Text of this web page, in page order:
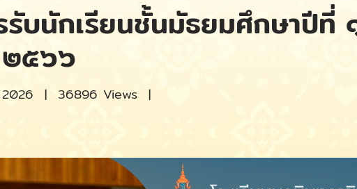
รับนักเรียนชั้นมัธยมศึกษาปี
๕๖๖
| 36896 Views |